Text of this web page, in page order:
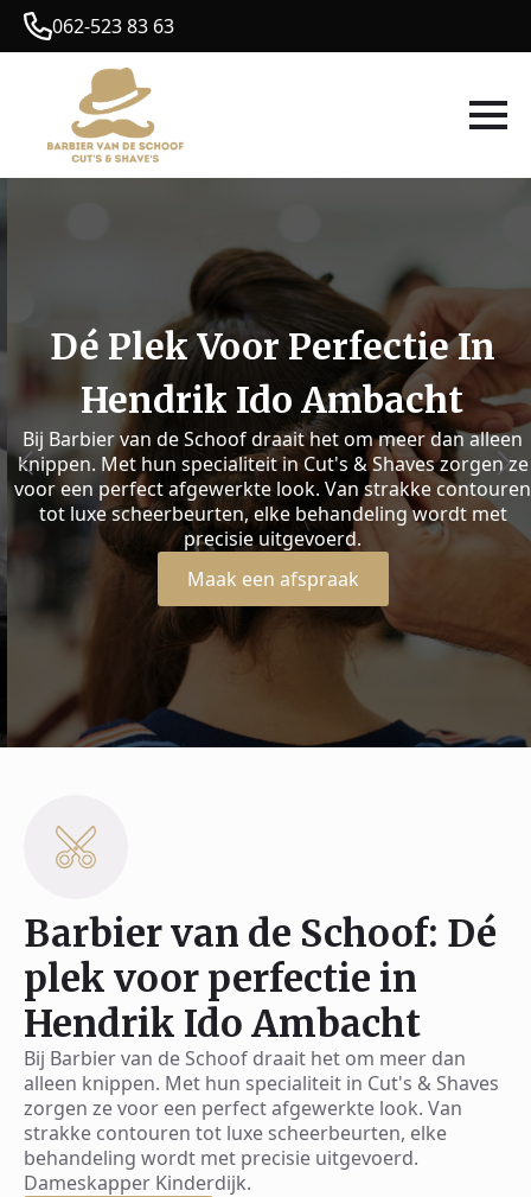
062-523 83 63
Dé Plek Voor Perfectie In
Hendrik Ido Ambacht
Bij Barbier van de Schoof draait het om meer dan alleen
knippen. Met hun specialiteit in Cut's & Shaves zorgen ze
voor een perfect afgewerkte look. Van strakke contouren
tot luxe scheerbeurten, elke behandeling wordt met
precisie uitgevoerd.
Maak een afspraak
Barbier van de Schoof: Dé
plek voor perfectie in
Hendrik Ido Ambacht
Bij Barbier van de Schoof draait het om meer dan
alleen knippen. Met hun specialiteit in Cut's & Shaves
zorgen ze voor een perfect afgewerkte look. Van
strakke contouren tot luxe scheerbeurten, elke
behandeling wordt met precisie uitgevoerd.
Dameskapper Kinderdijk.